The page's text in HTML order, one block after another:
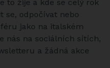
to žije a kde se celý rok
se, odpočívat nebo
jako na italském
nás na sociálních sítích,
a žádná akce